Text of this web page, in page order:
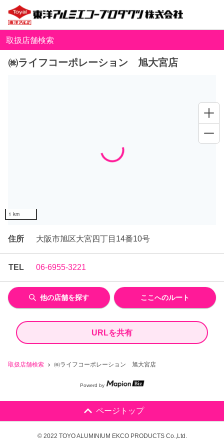
取扱店舗検索 ㈱ライフコーポレーション 旭大宮店
取扱店舗検索
㈱ライフコーポレーション 旭大宮店
住所 大阪市旭区大宮四丁目14番10号
TEL 06-6955-3221
他の店舗を探す ここへのルート
URLを共有
Loading...
1 km
Powerd by
ページトップ
© 2022 TOYO ALUMINIUM EKCO PRODUCTS Co.,Ltd.